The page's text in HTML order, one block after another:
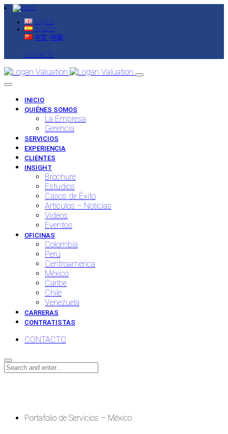
English
Español
中文 (中国)
CONTACTO
INICIO
QUIÉNES SOMOS
La Empresa
Gerencia
SERVICIOS
EXPERIENCIA
CLIENTES
INSIGHT
Brochure
Estudios
Casos de Éxito
Artículos – Noticias
Videos
Eventos
OFICINAS
Colombia
Perú
Centroamérica
México
Caribe
Chile
Venezuela
CARRERAS
CONTRATISTAS
CONTACTO
Portafolio de Servicios – México